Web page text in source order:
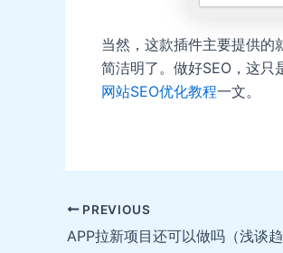
当然，这款插件主要提供的
简洁明了。做好SEO，这只
网站SEO优化教程一文。
Post
navigation
PREVIOUS